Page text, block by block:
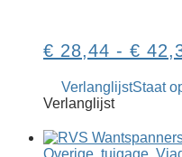
€ 28,44 - €
VerlanglijstStaat
Verlanglijst